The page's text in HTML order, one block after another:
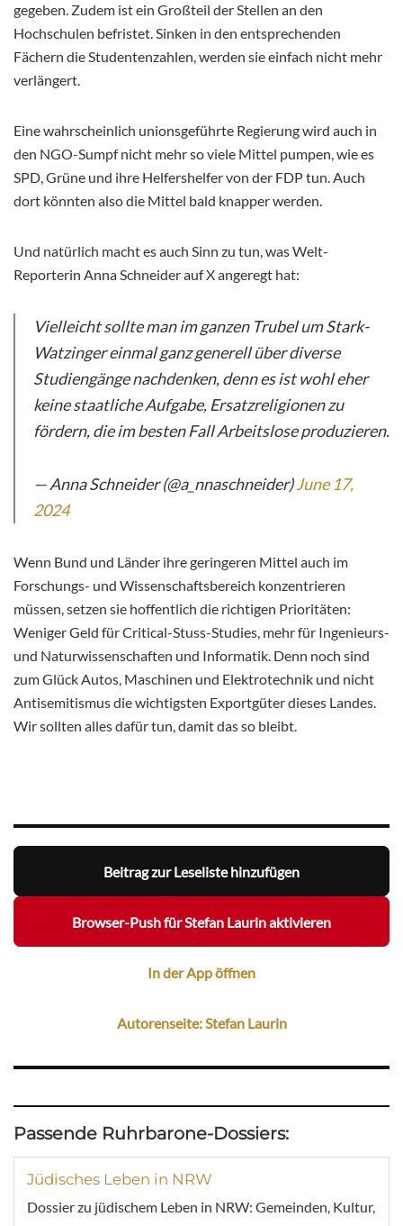
gegeben. Zudem ist ein Großteil der Stellen an den
Hochschulen befristet. Sinken in den entsprechenden
Fächern die Studentenzahlen, werden sie einfach nicht mehr
verlängert.
Eine wahrscheinlich unionsgeführte Regierung wird auch in
den NGO-Sumpf nicht mehr so viele Mittel pumpen, wie es
SPD, Grüne und ihre Helfershelfer von der FDP tun. Auch
dort könnten also die Mittel bald knapper werden.
Und natürlich macht es auch Sinn zu tun, was Welt-
Reporterin Anna Schneider auf X angeregt hat:
Vielleicht sollte man im ganzen Trubel um Stark-
Watzinger einmal ganz generell über diverse
Studiengänge nachdenken, denn es ist wohl eher
keine staatliche Aufgabe, Ersatzreligionen zu
fördern, die im besten Fall Arbeitslose produzieren.
— Anna Schneider (@a_nnaschneider)June 17,
2024
Wenn Bund und Länder ihre geringeren Mittel auch im
Forschungs- und Wissenschaftsbereich konzentrieren
müssen, setzen sie hoffentlich die richtigen Prioritäten:
Weniger Geld für Critical-Stuss-Studies, mehr für Ingenieurs-
und Naturwissenschaften und Informatik. Denn noch sind
zum Glück Autos, Maschinen und Elektrotechnik und nicht
Antisemitismus die wichtigsten Exportgüter dieses Landes.
Wir sollten alles dafür tun, damit das so bleibt.
Beitrag zur Leseliste hinzufügen
Browser-Push für Stefan Laurin aktivieren
In der App öffnen
Autorenseite: Stefan Laurin
Passende Ruhrbarone-Dossiers:
Jüdisches Leben in NRW
Dossier zu jüdischem Leben in NRW: Gemeinden, Kultur,